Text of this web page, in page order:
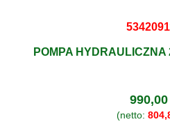
POMPA HYDRAULICZNA
990,00
(netto: